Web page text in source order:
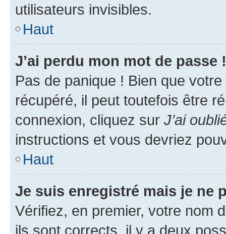
utilisateurs invisibles.
Haut
J’ai perdu mon mot de passe !
Pas de panique ! Bien que
récupéré, il peut toutefois être
connexion, cliquez sur J’ai
instructions et vous devriez
Haut
Je suis enregistré mais je ne
Vérifiez, en premier, votre nom
ils sont corrects, il y a deux